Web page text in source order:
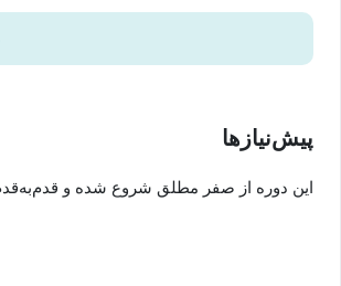
پیش‌نیاز‌ها
این دوره از صفر مطلق شروع شده و